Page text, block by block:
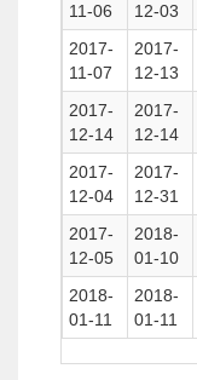
11-06
12-03
2017-
11-07
2017-
12-13
2017-
12-14
2017-
12-14
2017-
12-04
2017-
12-31
2017-
12-05
2018-
01-10
2018-
01-11
2018-
01-11